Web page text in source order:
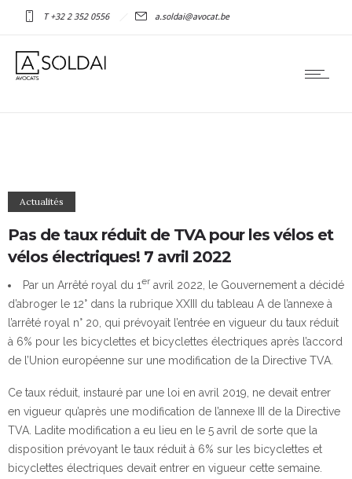
T +32 2 352 0556 a.soldai@avocat.be
Actualités
Pas de taux réduit de TVA pour les vélos et
vélos électriques! 7 avril 2022
Par un Arrêté royal du 1er avril 2022, le Gouvernement a décidé
d’abroger le 12° dans la rubrique XXIII du tableau A de l’annexe à
l’arrêté royal n° 20, qui prévoyait l’entrée en vigueur du taux réduit
à 6% pour les bicyclettes et bicyclettes électriques après l’accord
de l’Union européenne sur une modification de la Directive TVA.
Ce taux réduit, instauré par une loi en avril 2019, ne devait entrer
en vigueur qu’après une modification de l’annexe III de la Directive
TVA. Ladite modification a eu lieu en le 5 avril de sorte que la
disposition prévoyant le taux réduit à 6% sur les bicyclettes et
bicyclettes électriques devait entrer en vigueur cette semaine.